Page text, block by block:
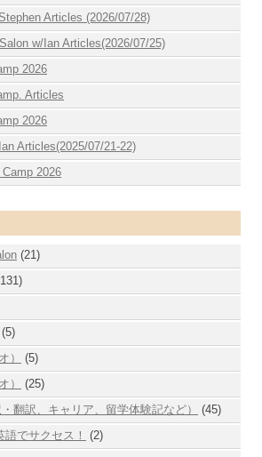
Articles (2026/07/28)
w/Ian Articles(2026/07/25)
2026
Articles
2026
Articles(2025/07/21-22)
2026
(21)
(5)
）
(5)
）
(25)
翻訳、キャリア、留学体験記など）
(45)
でサクセス！
(2)